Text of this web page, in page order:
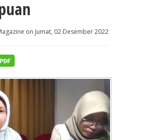
on Jumat, 02 Desember 2022